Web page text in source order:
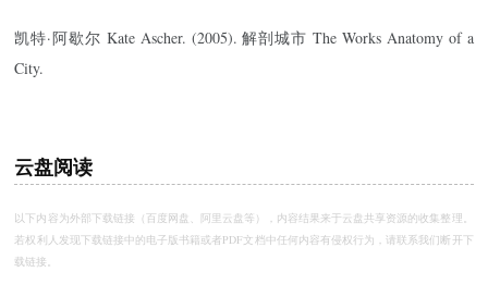
凯特·阿歇尔 Kate Ascher. (2005). 解剖城市 The Works Anatomy of a
City.
云盘阅读
以下内容为外部下载链接（百度网盘、阿里云盘等），内容结果来于云盘共享资源的收集整理。
若权利人发现下载链接中的电子版书籍或者PDF文档中任何内容有侵权行为，请联系我们断开下
载链接。